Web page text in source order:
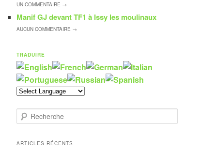
UNCOMMENTAIRE →
Manif GJ devant TF1 à Issy les moulinaux
AUCUNCOMMENTAIRE →
TRADUIRE
e
h
ARTICLES RÉCENTS